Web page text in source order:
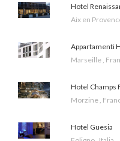
Hotel
Aix en
Appartamenti
Marseille ,
Hotel Champs
Morzine ,
Hotel Guesia